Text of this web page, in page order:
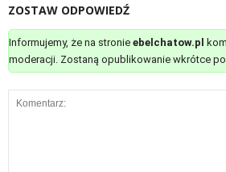
ZOSTAW ODPOWIEDŹ
Informujemy, że na stronie ebelchatow.pl
moderacji. Zostaną opublikowanie wkrótce